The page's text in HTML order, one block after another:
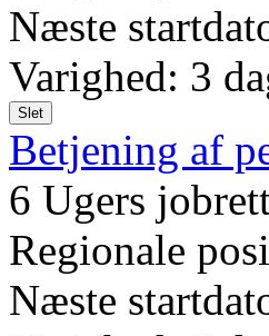
Næste
Varighed: 3
Slet
Betjening af
6 Ugers
Regionale
Næste